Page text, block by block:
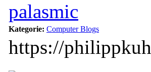
palasmic
Kategorie: Computer Blogs
https://